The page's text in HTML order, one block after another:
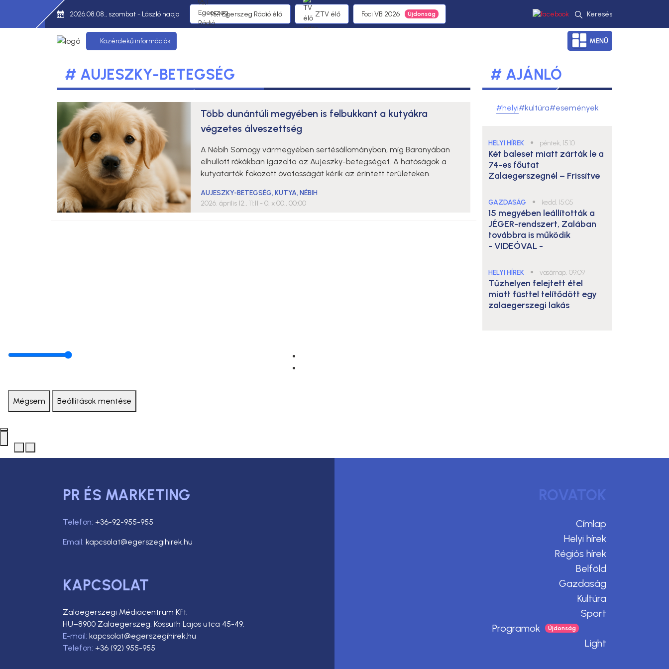
2026.08.08., szombat - László napja 95,1 Egerszeg Rádió élő ZTV élő Foci VB 2026 Keresés
Közérdekű információk MENÜ
# AUJESZKY-BETEGSÉG
Több dunántúli megyében is felbukkant a kutyákra
végzetes álveszettség
A Nébih Somogy vármegyében sertésállományban, míg Baranyában
elhullott rókákban igazolta az Aujeszky-betegséget. A hatóságok a
kutyatartók fokozott óvatosságát kérik az érintett területeken.
AUJESZKY-BETEGSÉG,KUTYA,NÉBIH
2026. április 12., 11:11 - 0. x 00., 00:00
# AJÁNLÓ
#helyi#kultúra#események
HELYI HÍREK ● péntek, 15:10
Két baleset miatt zárták le a
74-es főutat
Zalaegerszegnél – Frissítve
GAZDASÁG ● kedd, 15:05
15 megyében leállították a
JÉGER-rendszert, Zalában
továbbra is működik
- VIDEÓVAL -
HELYI HÍREK ● vasárnap, 09:09
Tűzhelyen felejtett étel
miatt füsttel telítődött egy
zalaegerszegi lakás
Mégsem Beállítások mentése
PR ÉS MARKETING
Telefon: +36-92-955-955
Email: kapcsolat@egerszegihirek.hu
KAPCSOLAT
Zalaegerszegi Médiacentrum Kft.
HU–8900 Zalaegerszeg, Kossuth Lajos utca 45-49.
E-mail: kapcsolat@egerszegihirek.hu
Telefon: +36 (92) 955-955
ROVATOK
Címlap
Helyi hírek
Régiós hírek
Belföld
Gazdaság
Kultúra
Sport
Programok
Light